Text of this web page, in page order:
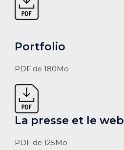
Portfolio
PDF de 180Mo
La presse et le web
PDF de 125Mo